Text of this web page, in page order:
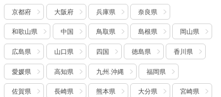
京都府 大阪府 兵庫県 奈良県
和歌山県 中国 鳥取県 島根県 岡山県
広島県 山口県 四国 徳島県 香川県
愛媛県 高知県 九州.沖縄 福岡県
佐賀県 長崎県 熊本県 大分県 宮崎県